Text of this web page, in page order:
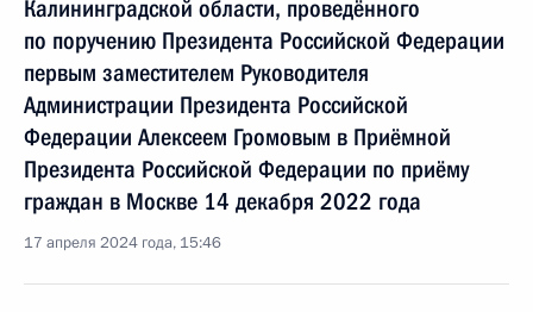
Калининградской области, проведённого
по поручению Президента Российской Федерации
первым заместителем Руководителя
Администрации Президента Российской
Федерации Алексеем Громовым в Приёмной
Президента Российской Федерации по приёму
граждан в Москве 14 декабря 2022 года
17 апреля 2024 года, 15:46